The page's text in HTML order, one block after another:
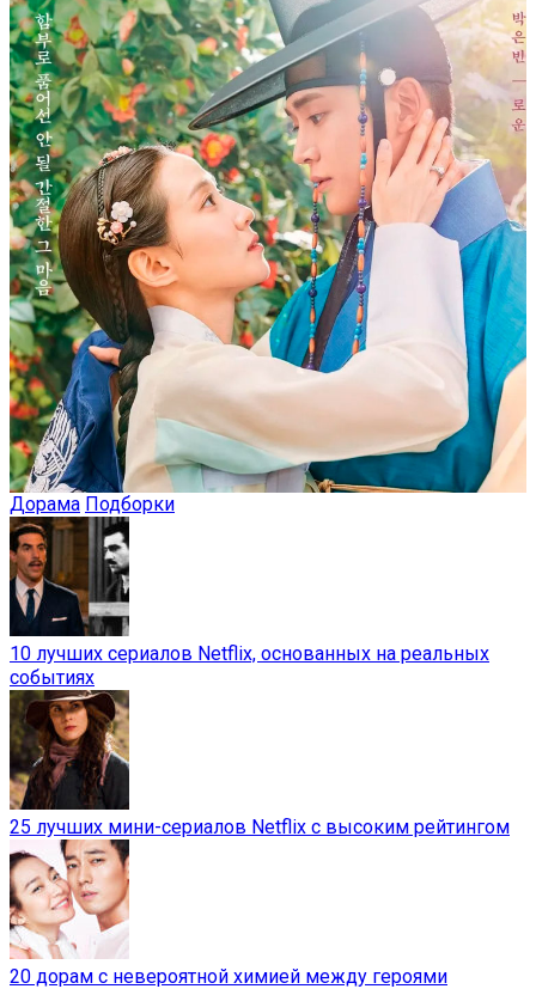
Дорама Подборки
10 лучших сериалов Netflix, основанных на реальных
событиях
25 лучших мини-сериалов Netflix с высоким рейтингом
20 дорам с невероятной химией между героями